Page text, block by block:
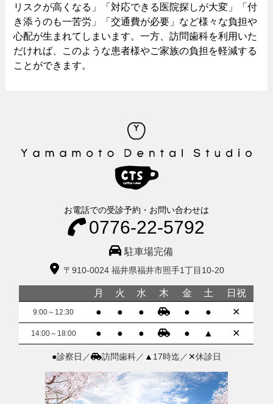
リスクが高くなる」「対応できる医院探しが大変」「付
き添うのも一苦労」「交通費が必要」など様々な負担や
心配が生まれてしまいます。一方、訪問歯科を利用いた
だければ、このような患者様やご家族の負担を軽減する
ことができます。
お電話での受診予約・お問い合わせは
0776-22-5792
駐車場完備
〒910-0024 福井県福井市照手1丁目10-20
月 火 水 木 金 土 日祝
9:00～12:30 ● ● ● ● ● ✕
14:00～18:00 ● ● ● ● ▲ ✕
●診察日／ 訪問歯科／ ▲ 17時迄／ ✕休診日